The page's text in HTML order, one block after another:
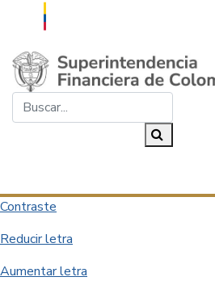
Saltar al contenido principal
Contraste
Reducir letra
Aumentar letra